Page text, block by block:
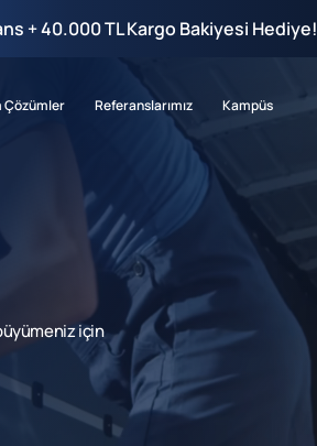
+ 40.000 TL Kargo Bakiyesi Hediye!
Çözümler Referanslarımız Kampüs
için